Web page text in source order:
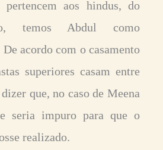
pertencem aos hindus, do
temos Abdul como
acordo com o casamento
superiores casam entre
que, no caso de Meena
seria impuro para que o
realizado.